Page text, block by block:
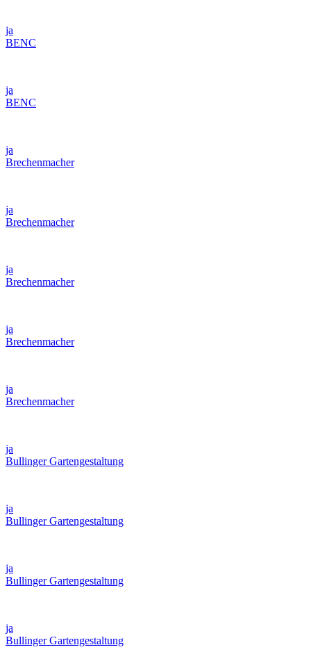
ja
BENC
ja
BENC
ja
Brechenmacher
ja
Brechenmacher
ja
Brechenmacher
ja
Brechenmacher
ja
Brechenmacher
ja
Bullinger Gartengestaltung
ja
Bullinger Gartengestaltung
ja
Bullinger Gartengestaltung
ja
Bullinger Gartengestaltung